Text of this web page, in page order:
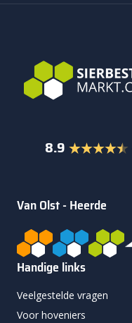
8.9
Van Olst - Heerde
Handige links
Veelgestelde vragen
Voor hoveniers